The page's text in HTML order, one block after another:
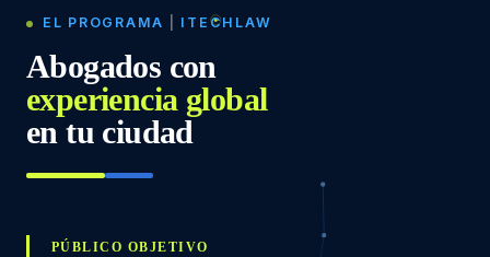
EL PROGRAMA ITECHLAW
Abogados con
experiencia global
en tu ciudad
PÚBLICO OBJETIVO